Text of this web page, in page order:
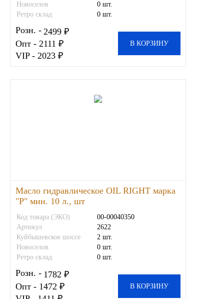
Новоселов
0 шт.
Ретро склад
0 шт.
Розн. - 2499 ₽
Опт - 2111 ₽
VIP - 2023 ₽
В КОРЗИНУ
Масло гидравлическое OIL RIGHT марка
"Р" мин. 10 л., шт
Код товара (ЭКО)
00-00040350
Артикул
2622
Куйбышевское шоссе
2 шт.
Новоселов
0 шт.
Ретро склад
0 шт.
Розн. - 1782 ₽
Опт - 1472 ₽
В КОРЗИНУ